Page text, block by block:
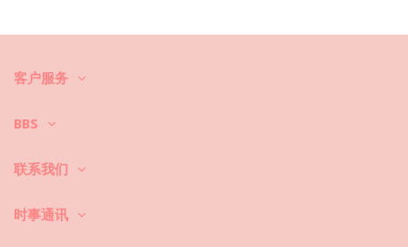
清洗和护理说明
Transp Comfort
质面料是必不可少的，但是如何让它持续几年呢？
首先：避免接触粗糙的表面。当你想坐下或躺下的时候，一定要用毛巾先
碎片！）可能会损坏泳衣的柔软面料。
客户服务
BBS
联系我们
时事通讯